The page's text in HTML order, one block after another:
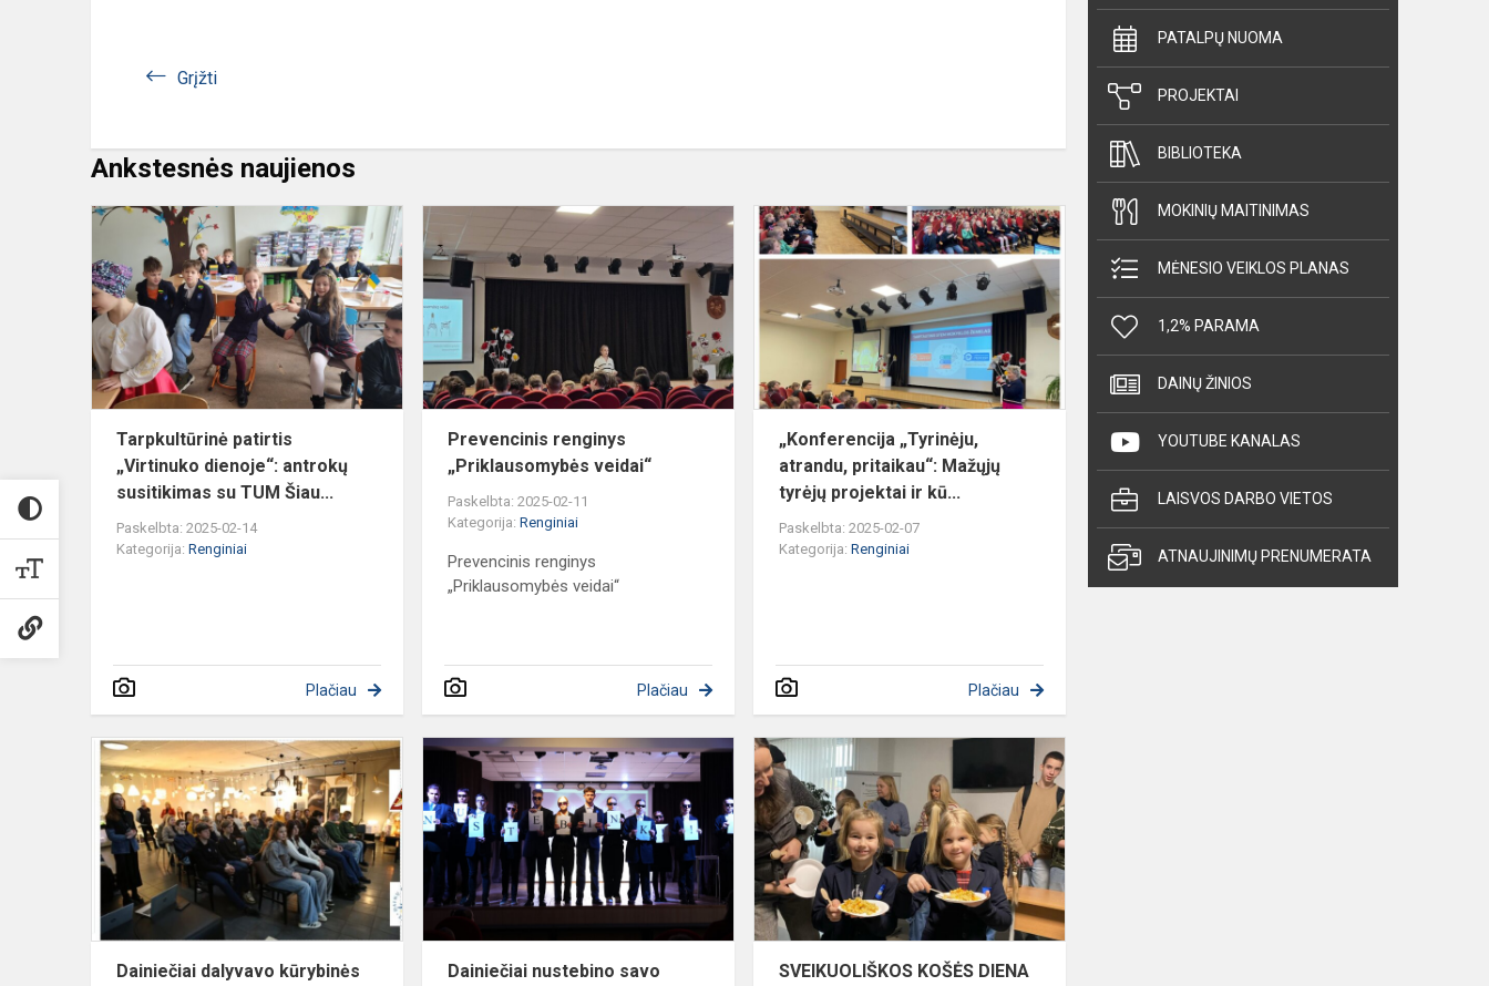
Grįžti
Ankstesnės naujienos
Tarpkultūrinė
patirtis
„Virtinuko
dienoje“:
antrokų
susitik...
Tarpkultūrinė patirtis
„Virtinuko dienoje“: antrokų
susitikimas su TUM Šiau...
Paskelbta: 2025-02-14
Kategorija: Renginiai
Plačiau
Prevencinis
renginys
„Priklausomybės
Prevencinis renginys
„Priklausomybės veidai“
Paskelbta: 2025-02-11
Kategorija:Renginiai
Prevencinis renginys
„Priklausomybės veidai“
Plačiau
„Konferencija
„Tyrinėju,
atrandu,
pritaikau“:
Mažųjų
tyrėjų...
„Konferencija „Tyrinėju,
atrandu, pritaikau“: Mažųjų
tyrėjų projektai ir kū...
Paskelbta: 2025-02-07
Kategorija:Renginiai
Plačiau
Dainiečiai
kūrybinės
dirbtuvėse
jauniesiems
antrep...
Dainiečiai dalyvavo kūrybinės
Dainiečiai
nustebino
savo
talentais
Dainiečiai nustebino savo
DIENA
SVEIKUOLIŠKOS KOŠĖS DIENA
PATALPŲ NUOMA
PROJEKTAI
BIBLIOTEKA
MOKINIŲ MAITINIMAS
MĖNESIO VEIKLOS PLANAS
1,2% PARAMA
DAINŲ ŽINIOS
YOUTUBE KANALAS
LAISVOS DARBO VIETOS
ATNAUJINIMŲ PRENUMERATA